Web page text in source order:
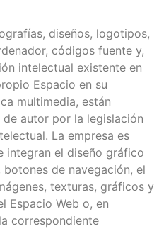
diseños, logotipos,
códigos fuente y,
intelectual existente en
Espacio en su
multimedia, están
autor por la legislación
La empresa es
integran el diseño gráfico
botones de navegación, el
texturas, gráficos y
Espacio Web o, en
correspondiente